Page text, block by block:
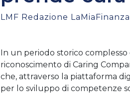
LMF Redazione
In un periodo storico
riconoscimento di Caring
che, attraverso la piattaforma
per lo sviluppo di competenze